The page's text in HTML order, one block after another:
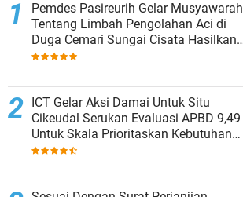
Pemdes Pasireurih Gelar Musyawarah
Tentang Limbah Pengolahan Aci di
Duga Cemari Sungai Cisata Hasilkan
Kesepakatan Tutup Sementara
ICT Gelar Aksi Damai Untuk Situ
Cikeudal Serukan Evaluasi APBD 9,49 M
Untuk Skala Prioritaskan Kebutuhan
Dasar Masyarakat Belum Saat nya